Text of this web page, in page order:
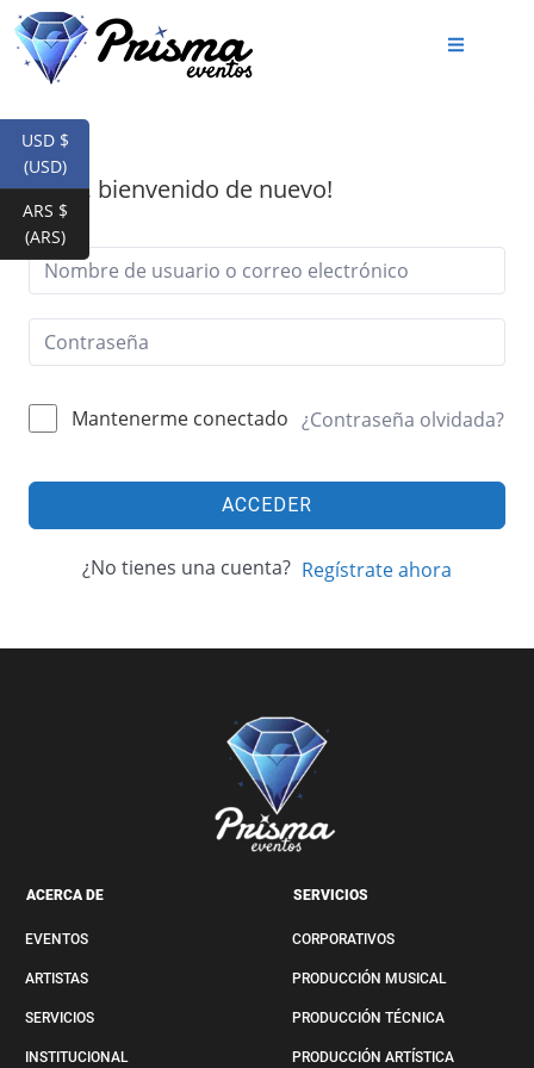
¡Hola, bienvenido de nuevo!
Mantenerme conectado ¿Contraseña olvidada?
ACCEDER
¿No tienes una cuenta? Regístrate ahora
ACERCA DE
EVENTOS
ARTISTAS
SERVICIOS
INSTITUCIONAL
SERVICIOS
CORPORATIVOS
PRODUCCIÓN MUSICAL
PRODUCCIÓN TÉCNICA
PRODUCCIÓN ARTÍSTICA
USD $
(USD)
ARS $
(ARS)